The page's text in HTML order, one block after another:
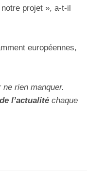
projet », a-t-il
européennes,
ne rien manquer.
l’actualité chaque